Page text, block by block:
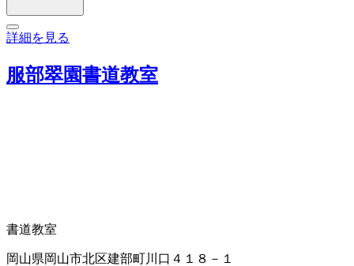
詳細を見る
服部翠園書道教室
書道教室
岡山県岡山市北区建部町川口４１８－１